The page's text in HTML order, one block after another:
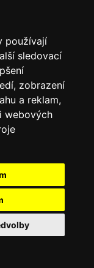
používají
sledovací
zobrazení
a reklam,
webových